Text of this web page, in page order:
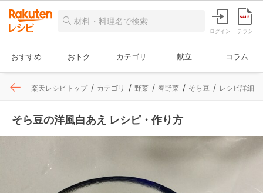
ログイン チラシ
おすすめ おトク カテゴリ 献立 コラム
楽天レシピトップ カテゴリ 野菜 春野菜 そら豆 レシピ詳細
そら豆の洋風白あえ レシピ・作り方